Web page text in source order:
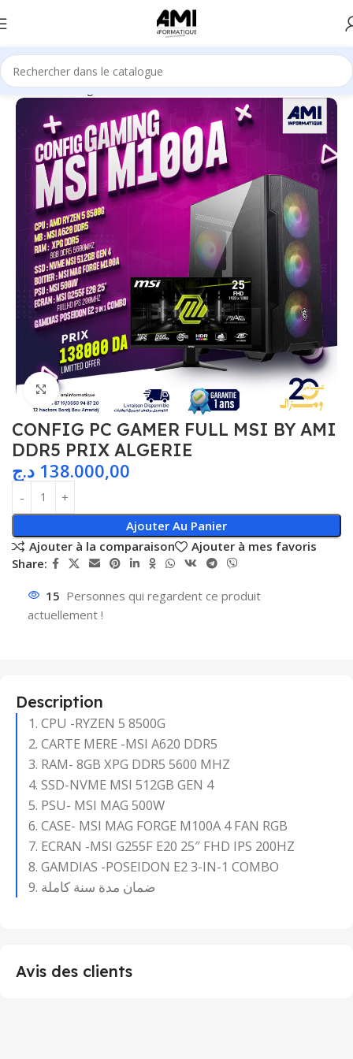
Accueil Gaming CONFIG AMI
Agrandir
CONFIG PC GAMER FULL MSI BY AMI
DDR5 PRIX ALGERIE
138.000,00 د.ج
Ajouter Au Panier
Ajouter à la comparaison
Ajouter à mes favoris
Share:
15 Personnes qui regardent ce produit
actuellement !
Description
CPU -RYZEN 5 8500G
CARTE MERE -MSI A620 DDR5
RAM- 8GB XPG DDR5 5600 MHZ
SSD-NVME MSI 512GB GEN 4
PSU- MSI MAG 500W
CASE- MSI MAG FORGE M100A 4 FAN RGB
ECRAN -MSI G255F E20 25″ FHD IPS 200HZ
GAMDIAS -POSEIDON E2 3-IN-1 COMBO
ضمان مدة سنة كاملة
Avis des clients